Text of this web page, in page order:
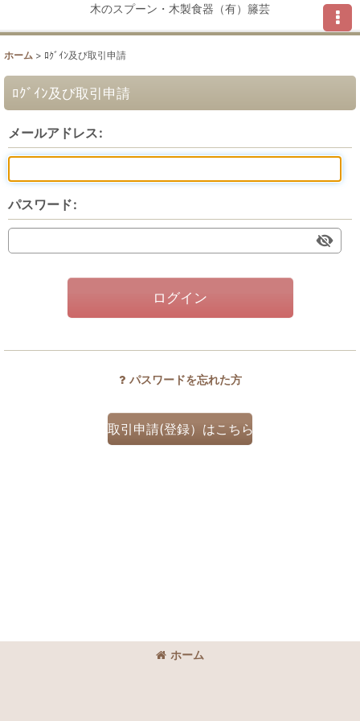
木のスプーン・木製食器（有）籐芸
ホーム > ﾛｸﾞｲﾝ及び取引申請
ﾛｸﾞｲﾝ及び取引申請
メールアドレス:
パスワード:
ログイン
パスワードを忘れた方
取引申請(登録）はこちら
ホーム